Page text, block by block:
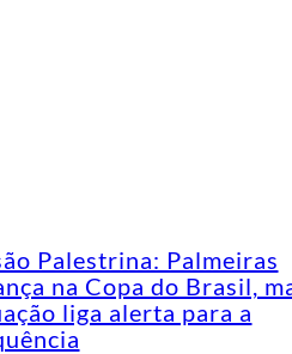
Palestrina: Palmeiras
na Copa do Brasil,
liga alerta para a